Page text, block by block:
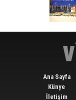
Ana Sayfa
Künye
İletişim